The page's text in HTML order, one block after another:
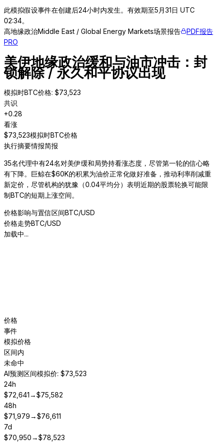
此模拟假设事件在创建后24小时内发生。有效期至5月31日 UTC
02:34。
高地缘政治Middle East / Global Energy Markets场景报告
PDF报告
PRO
美伊地缘政治缓和与油市冲击：封
锁解除 / 永久和平协议出现
模拟时BTC价格: $73,523
共识
+0.28
看涨
$73,523模拟时BTC价格
执行摘要情报简报
35名代理中有24名对美伊缓和局势持看涨态度，尽管第一轮的信心略
有下降。巨鲸在$60K的积累为油价正常化做好准备，推动利率削减重
新定价，尽管机构的犹豫（0.04平均分）表明近期的股票轮换可能限
制BTC的短期上涨空间。
价格影响与置信区间BTC/USD
价格走势BTC/USD
加载中...
价格
事件
模拟价格
区间内
未命中
AI预测区间模拟价: $73,523
24h
$72,641→$75,582
48h
$71,979→$76,611
7d
$70,950→$78,523